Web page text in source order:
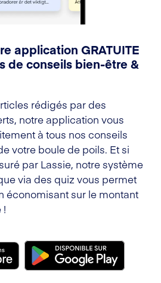
application GRATUITE
de conseils bien-être &
rédigés par des
notre application vous
à tous nos conseils
votre boule de poils. Et si
par Lassie, notre système
via des quiz vous permet
économisant sur le montant
!